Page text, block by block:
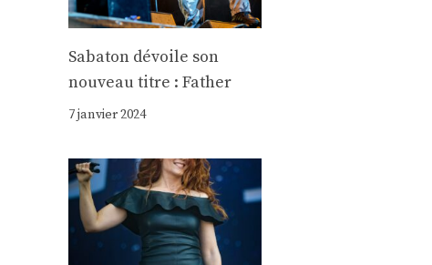
Sabaton dévoile son
nouveau titre : Father
7 janvier 2024